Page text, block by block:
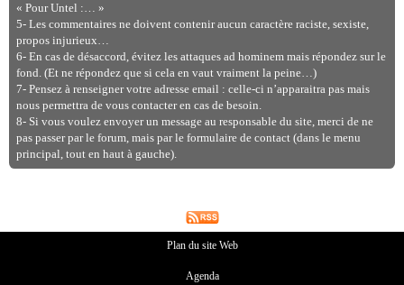
« Pour Untel :… »
5- Les commentaires ne doivent contenir aucun caractère raciste, sexiste,
propos injurieux…
6- En cas de désaccord, évitez les attaques ad hominem mais répondez sur le
fond. (Et ne répondez que si cela en vaut vraiment la peine…)
7- Pensez à renseigner votre adresse email : celle-ci n’apparaitra pas mais
nous permettra de vous contacter en cas de besoin.
8- Si vous voulez envoyer un message au responsable du site, merci de ne
pas passer par le forum, mais par le formulaire de contact (dans le menu
principal, tout en haut à gauche).
Plan du site Web
Agenda